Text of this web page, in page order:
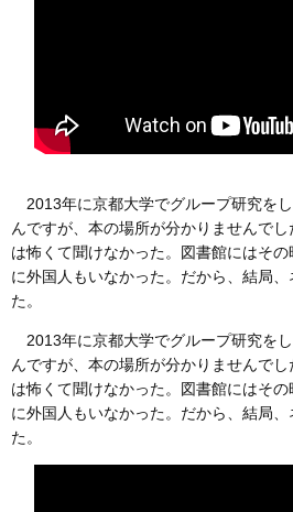
2013年に京都大学でグループ研究を
んですが、本の場所が分かりませんで
は怖くて聞けなかった。図書館にはそ
に外国人もいなかった。だから、結局
た。
2013年に京都大学でグループ研究を
んですが、本の場所が分かりませんで
は怖くて聞けなかった。図書館にはそ
に外国人もいなかった。だから、結局
た。